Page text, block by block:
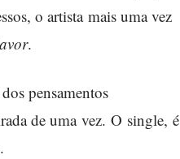
o artista mais uma vez
.
pensamentos
de uma vez. O single, é